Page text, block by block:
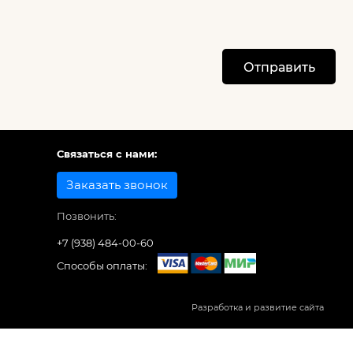
Отправить
Связаться с нами:
Заказать звонок
Позвонить:
+7 (938) 484-00-60
Способы оплаты:
Разработка и развитие сайта